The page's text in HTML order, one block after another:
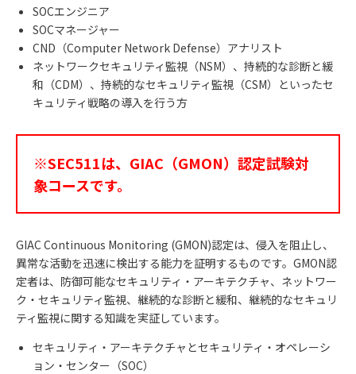
SOCエンジニア
SOCマネージャー
CND（Computer Network Defense）アナリスト
ネットワークセキュリティ監視（NSM）、持続的な診断と緩
和（CDM）、持続的なセキュリティ監視（CSM）といったセ
キュリティ戦略の導入を行う方
※SEC511は、GIAC（GMON）認定試験対
象コースです。
GIAC Continuous Monitoring (GMON)認定は、侵入を阻止し、
異常な活動を迅速に検出する能力を証明するものです。GMON認
定者は、防御可能なセキュリティ・アーキテクチャ、ネットワー
ク・セキュリティ監視、継続的な診断と緩和、継続的なセキュリ
ティ監視に関する知識を実証しています。
セキュリティ・アーキテクチャとセキュリティ・オペレーシ
ョン・センター（SOC）